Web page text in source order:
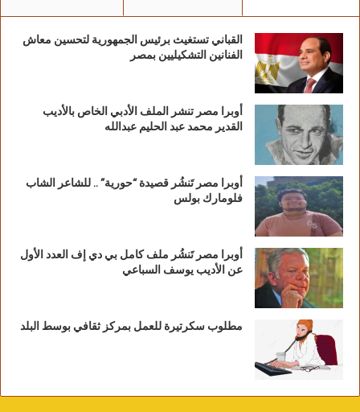
القباني تستغيث برئيس الجمهورية لتحسين معاش
الفنانين التشكيليين بمصر
أوبرا مصر تنشر الملف الأدبي الخاص بالأديب
القدير محمد عبد الحليم عبدالله
أوبرا مصر تَنشُر قصيدة “حورية” .. للشاعر الشاب
فلومارك بولس
أوبرا مصر تَنشُر ملف كامل بي دي إف العدد الأول
عن الأديب يوسف السباعي
مطلوب سكرتيرة للعمل بمركز ثقافي بوسط البلد